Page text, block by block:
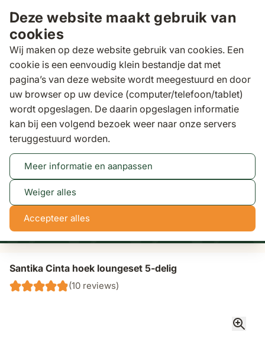
Deze website maakt gebruik van
cookies
Wij maken op deze website gebruik van cookies. Een
cookie is een eenvoudig klein bestandje dat met
pagina’s van deze website wordt meegestuurd en door
uw browser op uw device (computer/telefoon/tablet)
wordt opgeslagen. De daarin opgeslagen informatie
kan bij een volgend bezoek weer naar onze servers
teruggestuurd worden.
Meer informatie en aanpassen
Weiger alles
Accepteer alles
Zoeken
Binnen 3 dagengratis bezorgd
Loungesets Santika Cinta hoek loungeset 5-delig
Tot 50% korting
NaN
dagen
NaN NaN NaN
Santika Cinta hoek loungeset 5-delig
(10 reviews)